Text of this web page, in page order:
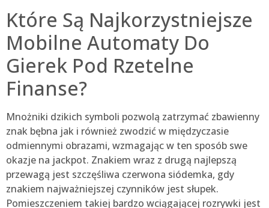
Które Są Najkorzystniejsze
Mobilne Automaty Do
Gierek Pod Rzetelne
Finanse?
Mnożniki dzikich symboli pozwolą zatrzymać zbawienny
znak bębna jak i również zwodzić w międzyczasie
odmiennymi obrazami, wzmagając w ten sposób swe
okazje na jackpot. Znakiem wraz z drugą najlepszą
przewagą jest szczęśliwa czerwona siódemka, gdy
znakiem najważniejszej czynników jest słupek.
Pomieszczeniem takiej bardzo wciągającej rozrywki jest